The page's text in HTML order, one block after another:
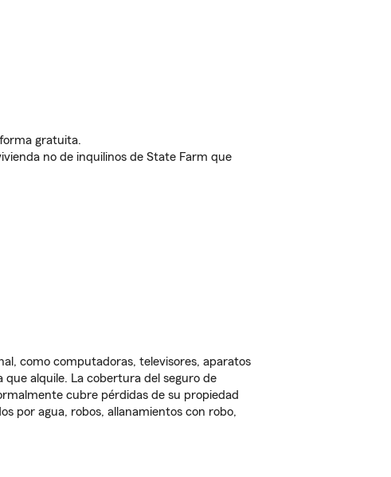
gratuita.
no de inquilinos de State Farm que
como computadoras, televisores, aparatos
alquile. La cobertura del seguro de
cubre pérdidas de su propiedad
por agua, robos, allanamientos con robo,